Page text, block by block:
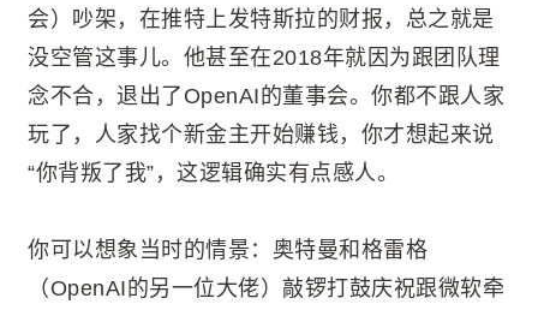
会）吵架，在推特上发特斯拉的财报，总之就是
没空管这事儿。他甚至在2018年就因为跟团队理
念不合，退出了OpenAI的董事会。你都不跟人家
玩了，人家找个新金主开始赚钱，你才想起来说
“你背叛了我”，这逻辑确实有点感人。
你可以想象当时的情景：奥特曼和格雷格
（OpenAI的另一位大佬）敲锣打鼓庆祝跟微软牵